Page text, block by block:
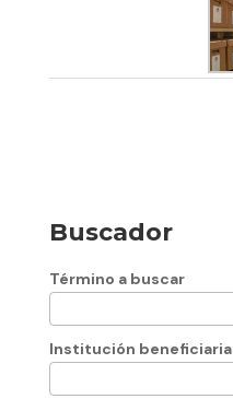
Buscador
Término a buscar
Institución beneficiaria